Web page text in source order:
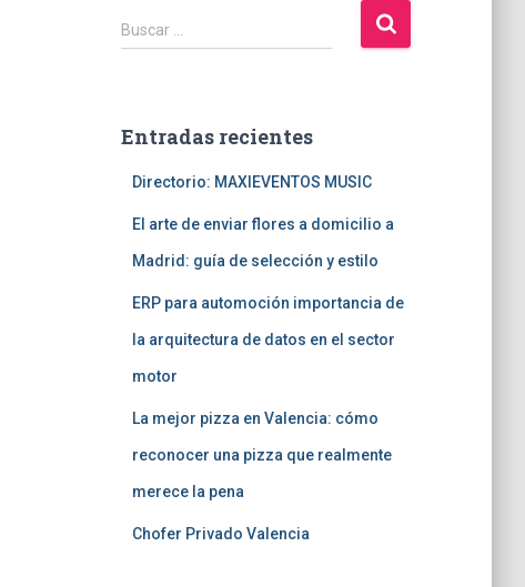
B
u
r
Buscar …
Entradas recientes
Directorio: MAXIEVENTOS MUSIC
El arte de enviar flores a domicilio a
Madrid: guía de selección y estilo
ERP para automoción importancia de
la arquitectura de datos en el sector
motor
La mejor pizza en Valencia: cómo
reconocer una pizza que realmente
merece la pena
Chofer Privado Valencia